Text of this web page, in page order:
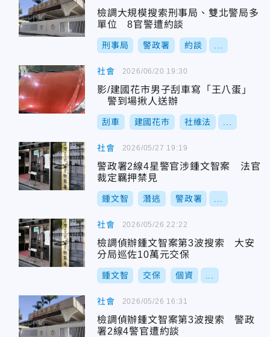
檢調大規模搜索刑事局、雙北警局多
單位 8官警遭約談
刑事局 警政署 約談
社會
影/建國花市男子刮車寫「王八蛋」
警到場揪人送辦
刮車 建國花市 社維法
2026/06/20 19:30
社會
警政署2線4星警官涉鍾文智案 法官
裁定羈押禁見
鍾文智 潛逃 警政署
2026/05/27 19:19
社會
檢調偵辦鍾文智案第3波搜索 大安
分局巡佐10萬元交保
鍾文智 交保 個資
2026/05/26 22:22
社會
檢調偵辦鍾文智案第3波搜索 警政
署2線4警官遭約談
2026/05/26 16:31